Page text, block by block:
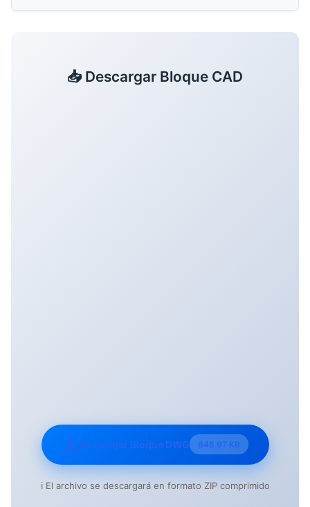
📥 Descargar Bloque CAD
Descargar Bloque DWG 648.97 KB
ℹ️ El archivo se descargará en formato ZIP comprimido